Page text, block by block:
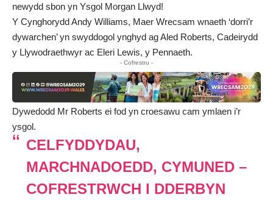
newydd sbon yn Ysgol Morgan Llwyd!
Y Cynghorydd Andy Williams, Maer Wrecsam wnaeth ‘dorri’r
dywarchen’ yn swyddogol ynghyd ag Aled Roberts, Cadeirydd
y Llywodraethwyr ac Eleri Lewis, y Pennaeth.
- Cofrestru -
Dywedodd Mr Roberts ei fod yn croesawu cam ymlaen i’r
ysgol.
CELFYDDYDAU,
MARCHNADOEDD, CYMUNED –
COFRESTRWCH I DDERBYN